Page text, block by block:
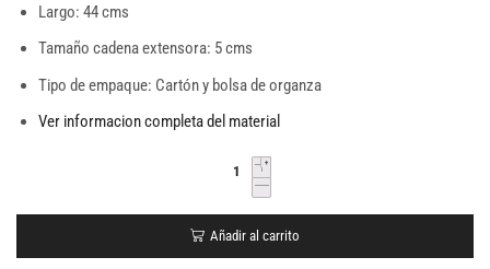
Largo: 44 cms
Tamaño cadena extensora: 5 cms
Tipo de empaque: Cartón y bolsa de organza
Ver informacion completa del material
Añadir al carrito